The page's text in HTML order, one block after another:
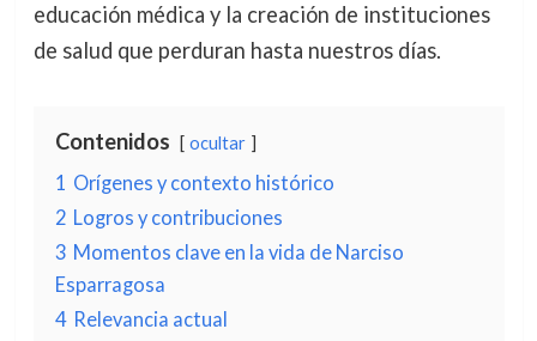
educación médica y la creación de instituciones
de salud que perduran hasta nuestros días.
Contenidos ocultar
1 Orígenes y contexto histórico
2 Logros y contribuciones
3 Momentos clave en la vida de Narciso
Esparragosa
4 Relevancia actual